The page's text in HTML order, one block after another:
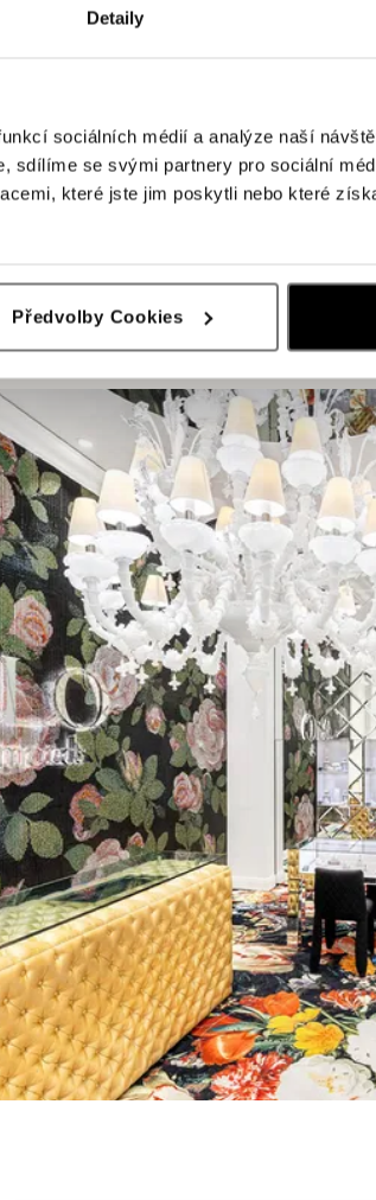
Detaily
sociálních médií a analýze naší
sdílíme se svými partnery pro sociální
které jste jim poskytli nebo které
Předvolby Cookies